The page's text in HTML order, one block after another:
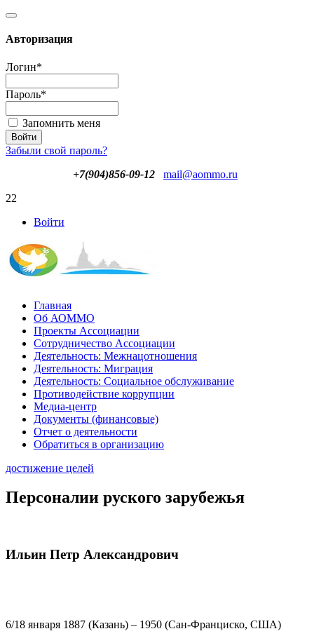
Авторизация
Логин*
Пароль*
Запомнить меня
Забыли свой пароль?
+7(904)856-09-12
mail@aommo.ru
22
Войти
Главная
Об АОММО
Проекты Ассоциации
Сотрудничество Ассоциации
Деятельность: Межнацотношения
Деятельность: Миграция
Деятельность: Социальное обслуживание
Противодействие коррупции
Медиа-центр
Документы (финансовые)
Отчет о деятельности
Обратиться в организацию
достижение целей
Персоналии руского зарубежья
Ильин Петр Александрович
6/18 января 1887 (Казань) – 1950 (Сан-Франциско, США)